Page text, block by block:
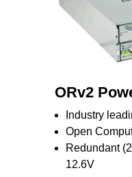
ORv2
Industry
Open
Redundant
12.6V